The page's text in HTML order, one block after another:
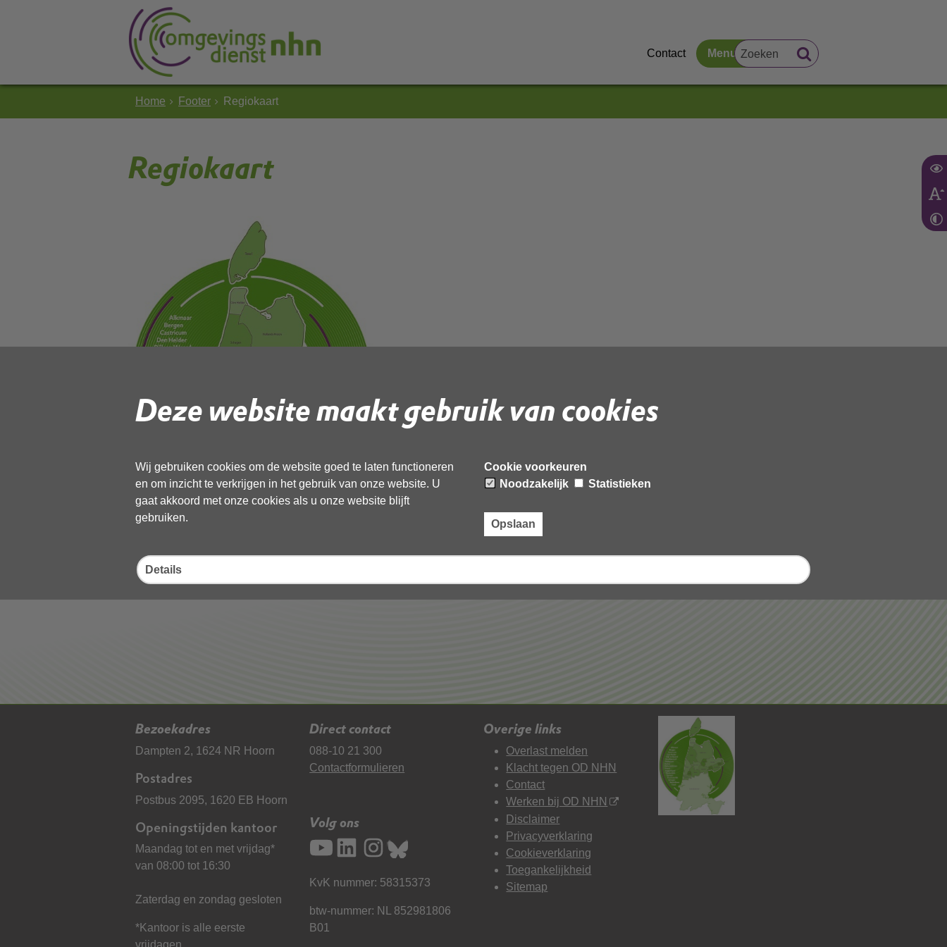
Deze website maakt gebruik van cookies
Wij gebruiken cookies om de website goed te laten functioneren
en om inzicht te verkrijgen in het gebruik van onze website. U
gaat akkoord met onze cookies als u onze website blijft
gebruiken.
Cookie voorkeuren
Noodzakelijk
Statistieken
Opslaan
Details
Contact Menu
Home Footer Regiokaart
Regiokaart
Deel deze pagina
Bezoekadres
Dampten 2, 1624 NR Hoorn
Postadres
Postbus 2095, 1620 EB Hoorn
Openingstijden kantoor
Maandag tot en met vrijdag*
van 08:00 tot 16:30
Zaterdag en zondag gesloten
*Kantoor is alle eerste
vrijdagen
Direct contact
088-10 21 300
Contactformulieren
Volg ons
KvK nummer: 58315373
btw-nummer: NL 852981806
B01
Overige links
Overlast melden
Klacht tegen OD NHN
Contact
Werken bij OD NHN
Disclaimer
Privacyverklaring
Cookieverklaring
Toegankelijkheid
Sitemap